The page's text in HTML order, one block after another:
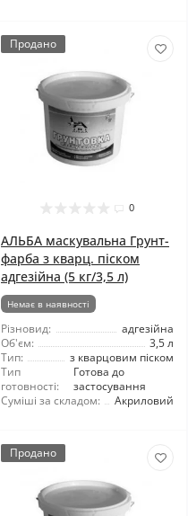
Продано
0
АЛЬБА маскувальна Грунт-
фарба з кварц. піском
адгезійна (5 кг/3,5 л)
Немає в наявності
Різновид:
адгезійна
Об'єм:
3,5 л
Тип:
з кварцовим піском
Тип
готовності:
Готова до
застосування
Суміші за складом:
Акриловий
Продано